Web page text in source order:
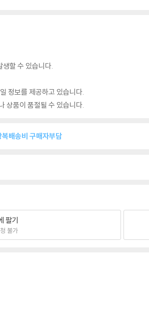
할 수 있습니다.
정보를 제공하고 있습니다.
상품이 품절될 수 있습니다.
배송비 구매자부담
팔기
불가